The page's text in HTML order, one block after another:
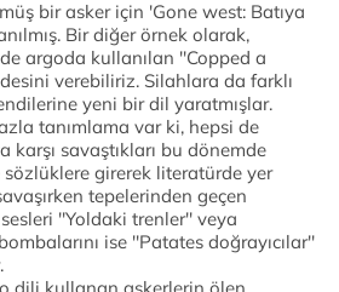
bir asker için 'Gone west: Batıya
Bir diğer örnek olarak,
argoda kullanılan ''Copped a
verebiliriz. Silahlara da farklı
yeni bir dil yaratmışlar.
tanımlama var ki, hepsi de
karşı savaştıkları bu dönemde
sözlüklere girerek literatürde yer
tepelerinden geçen
sesleri ''Yoldaki trenler'' veya
ise ''Patates doğrayıcılar''